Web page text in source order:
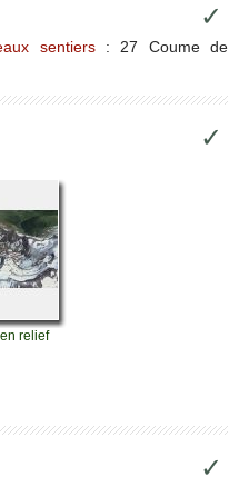
✓
sentiers: 27 Coume de
✓
relief
✓